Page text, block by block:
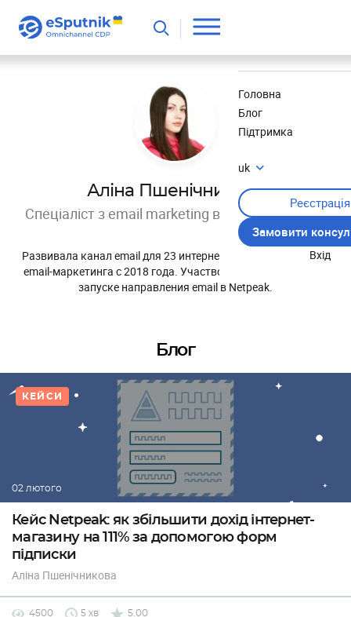
Головна
Блог
Підтримка
uk
Реєстрація
Замовити
Вхід
Аліна Пшенічникова
Спеціаліст з email marketing в Netpeak Agency
Развивала канал email для 23 интернет-магазинов. В сфере
email-маркетинга с 2018 года. Участвовала в построении и
запуске направления email в Netpeak.
Блог
КЕЙСИ
02 лютого
Кейс Netpeak: як збільшити дохід інтернет-
магазину на 111% за допомогою форм
підписки
Аліна Пшенічникова
4500 5 хв 5.00